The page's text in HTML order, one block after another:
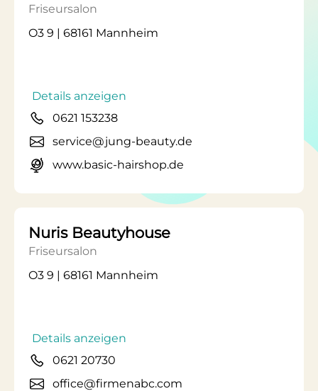
Friseursalon
O3 9 | 68161 Mannheim
Details anzeigen
0621 153238
service@jung-beauty.de
www.basic-hairshop.de
Nuris Beautyhouse
Friseursalon
O3 9 | 68161 Mannheim
Details anzeigen
0621 20730
office@firmenabc.com